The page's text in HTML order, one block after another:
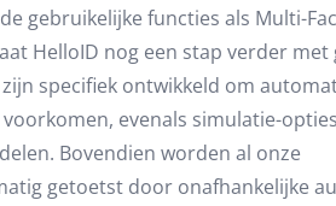
gebruikelijke functies als Multi-
HelloID nog een stap verder met
specifiek ontwikkeld om
evenals simulatie-
Bovendien worden al onze
getoetst door onafhankelijke